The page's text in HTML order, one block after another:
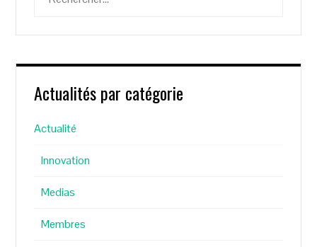
Actualités par catégorie
Actualité
Innovation
Medias
Membres